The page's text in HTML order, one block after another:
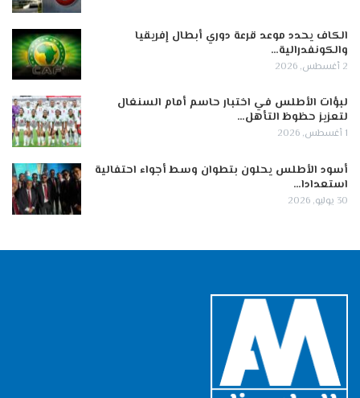
الكاف يحدد موعد قرعة دوري أبطال إفريقيا
والكونفدرالية…
2 أغسطس, 2026
لبؤات الأطلس في اختبار حاسم أمام السنغال
لتعزيز حظوظ التأهل…
1 أغسطس, 2026
أسود الأطلس يحلون بتطوان وسط أجواء احتفالية
استعدادا…
30 يوليو, 2026